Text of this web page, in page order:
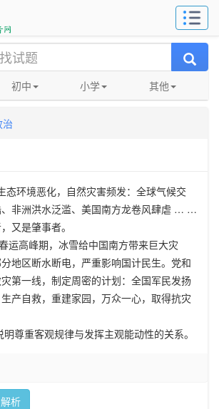
初中 小学 其他
治
态环境恶化，自然灾害频发：全球气候交
、非洲洪水泛滥、美国南方龙卷风肆虐 … …
又是肇事者。
运高峰期，冰雪给中国南方带来巨大灾
地区断水断电，严重影响国计民生。党和
第一线，制定周密的计划：全国军民发扬
产自救，重建家园，万众一心，取得抗灾
尊重客观规律与发挥主观能动性的关系。
析